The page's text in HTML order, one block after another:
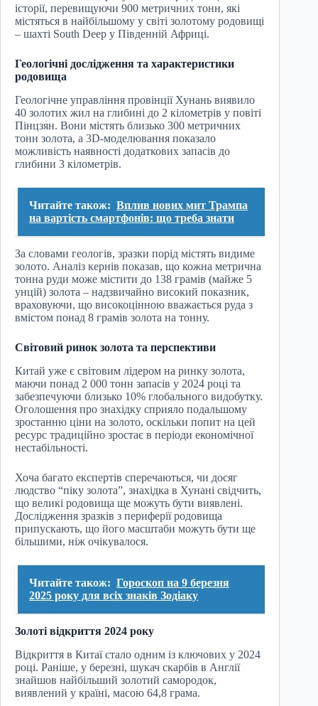
історії, перевищуючи 900 метричних тонн, які
містяться в найбільшому у світі золотому родовищі
– шахті South Deep у Південній Африці.
Геологічні дослідження та характеристики
родовища
Геологічне управління провінції Хунань виявило
40 золотих жил на глибині до 2 кілометрів у повіті
Пінцзян. Вони містять близько 300 метричних
тонн золота, а 3D-моделювання показало
можливість наявності додаткових запасів до
глибини 3 кілометрів.
Читайте також: Вплив нових мит Трампа
на вартість смартфонів: що треба знати
За словами геологів, зразки порід містять видиме
золото. Аналіз кернів показав, що кожна метрична
тонна руди може містити до 138 грамів (майже 5
унцій) золота – надзвичайно високий показник,
враховуючи, що високоцінною вважається руда з
вмістом понад 8 грамів золота на тонну.
Світовий ринок золота та перспективи
Китай уже є світовим лідером на ринку золота,
маючи понад 2 000 тонн запасів у 2024 році та
забезпечуючи близько 10% глобального видобутку.
Оголошення про знахідку сприяло подальшому
зростанню ціни на золото, оскільки попит на цей
ресурс традиційно зростає в періоди економічної
нестабільності.
Хоча багато експертів сперечаються, чи досяг
людство “піку золота”, знахідка в Хунані свідчить,
що великі родовища ще можуть бути виявлені.
Дослідження зразків з периферії родовища
припускають, що його масштаби можуть бути ще
більшими, ніж очікувалося.
Читайте також: Гороскоп на 9 березня
2025 року для всіх знаків Зодіаку
Золоті відкриття 2024 року
Відкриття в Китаї стало одним із ключових у 2024
році. Раніше, у березні, шукач скарбів в Англії
знайшов найбільший золотий самородок,
виявлений у країні, масою 64,8 грама.